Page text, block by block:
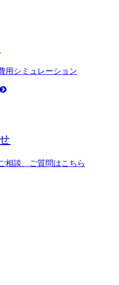
用シミュレーション
相談、ご質問はこちら